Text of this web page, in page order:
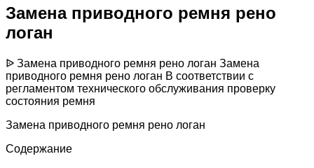
Замена приводного ремня рено
логан
ᐉ Замена приводного ремня рено логан Замена
приводного ремня рено логан В соответствии с
регламентом технического обслуживания проверку
состояния ремня
Замена приводного ремня рено логан
Содержание